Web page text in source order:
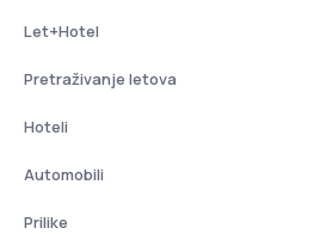
Let+Hotel
Pretraživanje letova
Hoteli
Automobili
Prilike